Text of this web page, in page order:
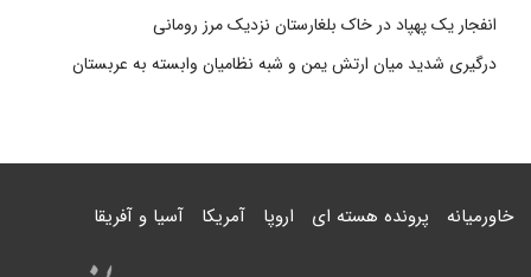
انفجار یک پهپاد در خاک بلغارستان نزدیک مرز رومانی
درگیری شدید میان ارتش یمن و شبه نظامیان وابسته به عربستان
خاورمیانه پرونده هسته ای اروپا آمریکا آسیا و آفریقا